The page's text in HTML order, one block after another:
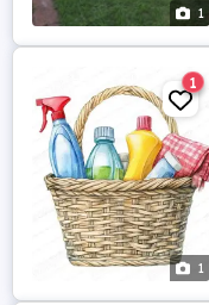
1
1
1